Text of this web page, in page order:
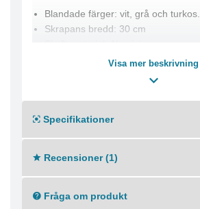
Blandade färger: vit, grå och turkos.
Skrapans bredd: 30 cm
Visa mer beskrivning
Specifikationer
Recensioner (1)
Fråga om produkt